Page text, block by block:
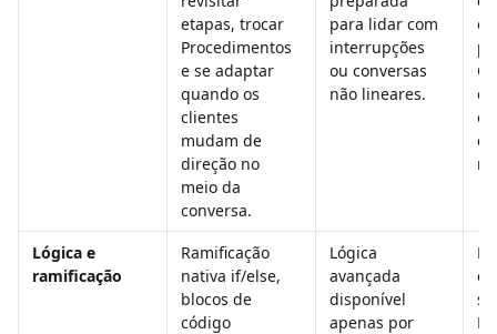
etapas, trocar
Procedimentos
e se adaptar
quando os
clientes
mudam de
direção no
meio da
conversa.
para lidar com
interrupções
ou conversas
não lineares.
e
Lógica e
ramificação
Ramificação
nativa if/else,
blocos de
código
Lógica
avançada
disponível
apenas por
e